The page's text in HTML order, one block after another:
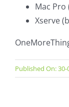
Mac Pro
Xserve
Published On: 30-